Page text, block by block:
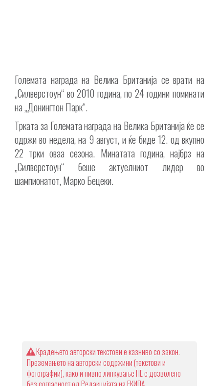
Големата награда на Велика Британија се врати на
„Силверстоун“ во 2010 година, по 24 години поминати
на „Донингтон Парк“.
Трката за Големата награда на Велика Британија ќе се
одржи во недела, на 9 август, и ќе биде 12. од вкупно
22 трки оваа сезона. Минатата година, најбрз на
„Силверстоун“ беше актуелниот лидер во
шампионатот, Марко Бецеки.
Крадењето авторски текстови е казниво со закон.
Преземањето на авторски содржини (текстови и
фотографии), како и нивно линкување НЕ е дозволено